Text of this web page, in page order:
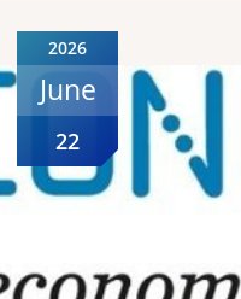
2026
June
22